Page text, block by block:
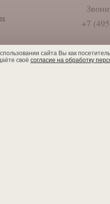
+7
сайта Вы как
своё согласие на обработку